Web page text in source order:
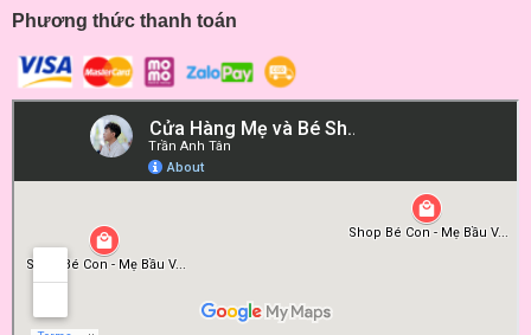
Phương thức thanh toán